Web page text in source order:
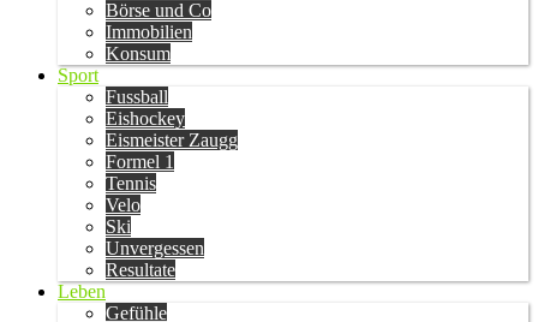
Börse und Co
Immobilien
Konsum
Sport
Fussball
Eishockey
Eismeister Zaugg
Formel 1
Tennis
Velo
Ski
Unvergessen
Resultate
Leben
Gefühle